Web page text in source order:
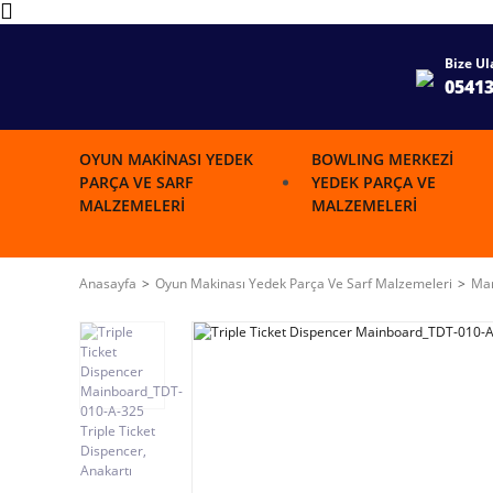
Bize
OYUN MAKINASI YEDEK
PARÇA VE SARF
MALZEMELERI
BOWLING MERKEZI
YEDEK PARÇA VE
MALZEMELERI
Anasayfa Oyun Makinası Yedek Parça Ve Sarf Malzemeleri